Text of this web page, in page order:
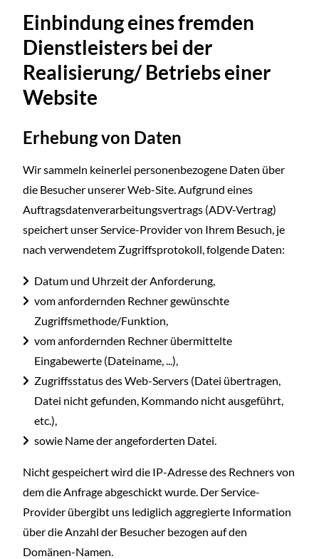
Einbindung eines fremden
Dienstleisters bei der
Realisierung/ Betriebs einer
Website
Erhebung von Daten
Wir sammeln keinerlei personenbezogene Daten über
die Besucher unserer Web-Site. Aufgrund eines
Auftragsdatenverarbeitungsvertrags (ADV-Vertrag)
speichert unser Service-Provider von Ihrem Besuch, je
nach verwendetem Zugriffsprotokoll, folgende Daten:
Datum und Uhrzeit der Anforderung,
vom anfordernden Rechner gewünschte
Zugriffsmethode/Funktion,
vom anfordernden Rechner übermittelte
Eingabewerte (Dateiname, ...),
Zugriffsstatus des Web-Servers (Datei übertragen,
Datei nicht gefunden, Kommando nicht ausgeführt,
etc.),
sowie Name der angeforderten Datei.
Nicht gespeichert wird die IP-Adresse des Rechners von
dem die Anfrage abgeschickt wurde. Der Service-
Provider übergibt uns lediglich aggregierte Information
über die Anzahl der Besucher bezogen auf den
Domänen-Namen.